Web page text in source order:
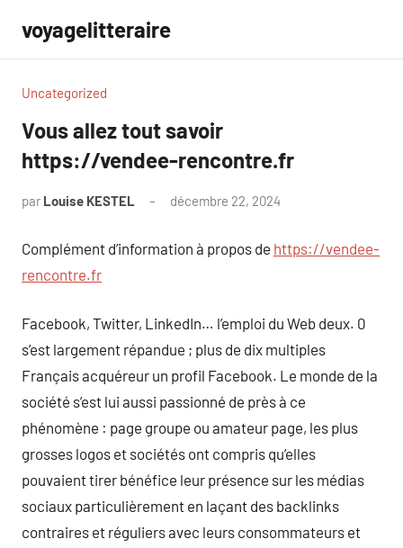
contenu
voyagelitteraire
Uncategorized
Vous allez tout savoir
https://vendee-rencontre.fr
par Louise KESTEL décembre 22, 2024
Complément d’information à propos de https://vendee-
rencontre.fr
Facebook, Twitter, LinkedIn… l’emploi du Web deux. 0
s’est largement répandue ; plus de dix multiples
Français acquéreur un profil Facebook. Le monde de la
société s’est lui aussi passionné de près à ce
phénomène : page groupe ou amateur page, les plus
grosses logos et sociétés ont compris qu’elles
pouvaient tirer bénéfice leur présence sur les médias
sociaux particulièrement en laçant des backlinks
contraires et réguliers avec leurs consommateurs et